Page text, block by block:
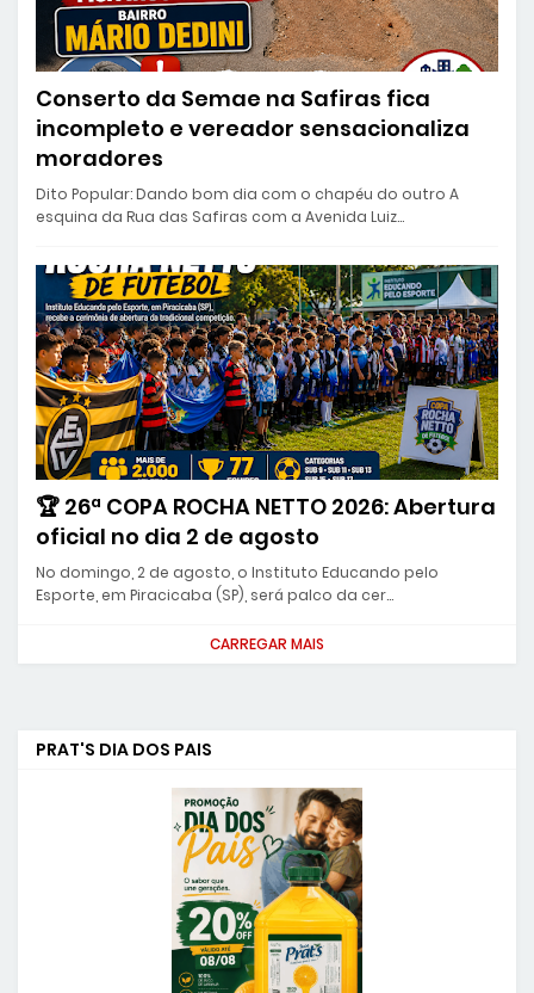
Conserto da Semae na Safiras fica
incompleto e vereador sensacionaliza
moradores
Dito Popular: Dando bom dia com o chapéu do outro A
esquina da Rua das Safiras com a Avenida Luiz…
🏆 26ª COPA ROCHA NETTO 2026: Abertura
oficial no dia 2 de agosto
No domingo, 2 de agosto, o Instituto Educando pelo
Esporte, em Piracicaba (SP), será palco da cer…
CARREGAR MAIS
PRAT'S DIA DOS PAIS